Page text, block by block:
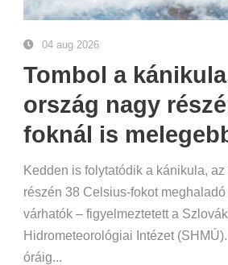
04 aug 2026
Tombol a
ország nagy
foknál is
Kedden is folytatódik a kánikula,
részén 38 Celsius-fokot
várhatók – figyelmeztetett a Szlovák
Hidrometeorológiai Intézet
óráig...